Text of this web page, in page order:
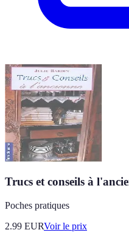
Trucs et conseils à
Poches pratiques
2.99 EURVoir le prix